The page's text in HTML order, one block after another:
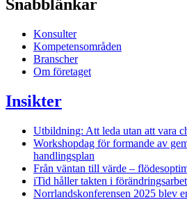
Snabblänkar
Konsulter
Kompetensområden
Branscher
Om företaget
Insikter
Utbildning: Att leda utan att vara
Workshopdag för formande av
handlingsplan
Från väntan till värde –
iTid håller takten i
Norrlandskonferensen 2025 blev